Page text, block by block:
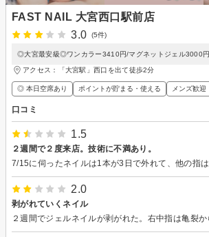
FAST NAIL 大宮西口駅前店
3.0
(5件)
◎大宮最安級◎ワンカラー3410円/マグネットジェル3000
アクセス：「大宮駅」西口を出て徒歩2分
◎ 本日空席あり ポイントが貯まる・使える メンズ歓迎
口コミ
1.5
２週間で２度来店。技術に不満あり。
2.0
剥がれていくネイル